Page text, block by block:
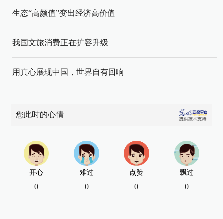
生态“高颜值”变出经济高价值
我国文旅消费正在扩容升级
用真心展现中国，世界自有回响
您此时的心情
开心
0
难过
0
点赞
0
飘过
0